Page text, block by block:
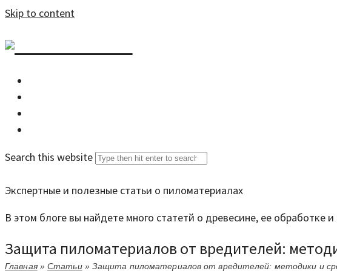
Skip to content
Search this website
Экспертные и полезные статьи о пиломатериалах
В этом блоге вы найдете много статетй о древесине, ее
Защита пиломатериалов от вредителей:
Главная»Статьи» Защита пиломатериалов от вредителей: методики и